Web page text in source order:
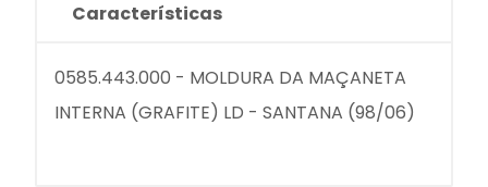
Características
0585.443.000 - MOLDURA DA MAÇANETA
INTERNA (GRAFITE) LD - SANTANA (98/06)